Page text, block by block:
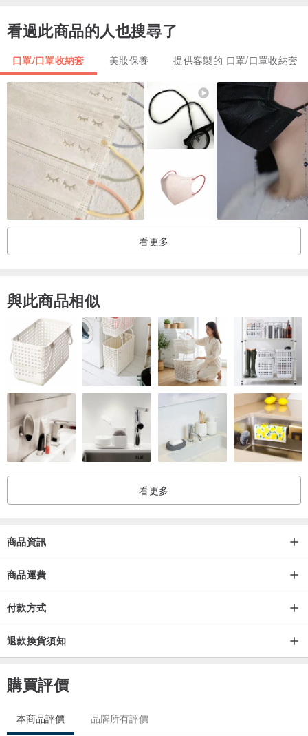
看過此商品的人也搜尋了
口罩/口罩收納套 美妝保養 提供客製的 口罩/口罩收納套
看更多
與此商品相似
看更多
商品資訊
商品運費
付款方式
退款換貨須知
購買評價
本商品評價 品牌所有評價